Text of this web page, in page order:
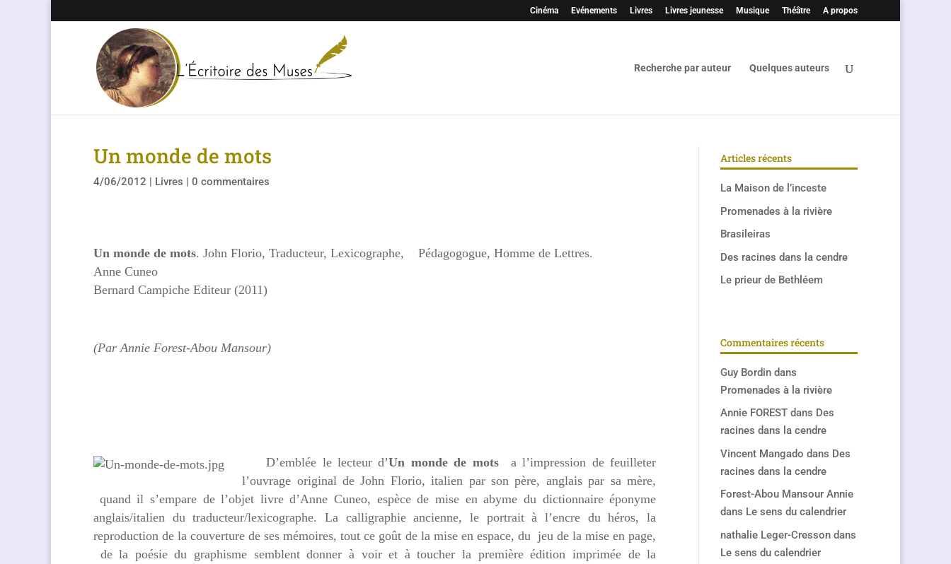
Cinéma Evénements Livres Livres jeunesse Musique Théâtre A propos
Recherche par auteur Quelques auteurs
Un monde de mots
4/06/2012 | Livres | 0 commentaires
Un monde de mots. John Florio, Traducteur, Lexicographe, Pédagogogue, Homme de Lettres.
Anne Cuneo
Bernard Campiche Editeur (2011)
(Par Annie Forest-Abou Mansour)
D’emblée le lecteur d’Un monde de motsa l’impression de feuilleter
l’ouvrage original de John Florio, italien par son père, anglais par sa mère,
quand il s’empare de l’objet livre d’Anne Cuneo, espèce de mise en abyme du dictionnaire éponyme
anglais/italien du traducteur/lexicographe. La calligraphie ancienne, le portrait à l’encre du héros, la
reproduction de la couverture de ses mémoires, tout ce goût de la mise en espace, du jeu de la mise en page,
de la poésie du graphisme semblent donner à voir et à toucher la première édition imprimée de la
Articles récents
La Maison de l’inceste
Promenades à la rivière
Brasileiras
Des racines dans la cendre
Le prieur de Bethléem
Commentaires récents
Guy Bordindans
Promenades à la rivière
Annie FORESTdans Des
racines dans la cendre
Vincent Mangado dans Des
racines dans la cendre
Forest-Abou Mansour Annie
dans Le sens du calendrier
nathalie Leger-Cressondans
Le sens du calendrier